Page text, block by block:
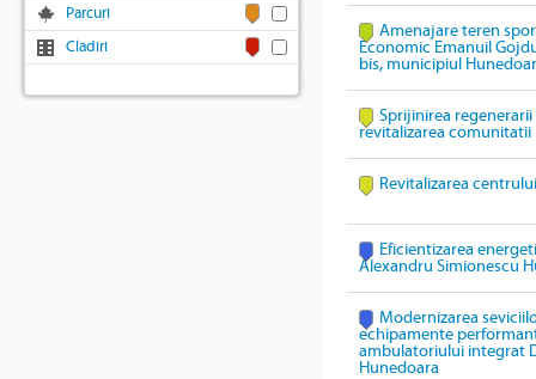
Amenajare teren
Economic Emanuil
bis, municipiul
Sprijinirea
revitalizarea comunitatii
Revitalizarea
Eficientizarea
Alexandru Simionescu
Modernizarea
echipamente
ambulatoriului integrat
Hunedoara
Parcuri
Cladiri